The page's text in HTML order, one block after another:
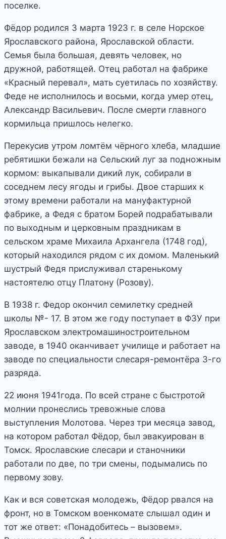
поселке.
Фёдор родился 3 марта 1923 г. в селе Норское
Ярославского района, Ярославской области.
Семья была большая, девять человек, но
дружной, работящей. Отец работал на фабрике
«Красный перевал», мать суетилась по хозяйству.
Феде не исполнилось и восьми, когда умер отец,
Александр Васильевич. После смерти главного
кормильца пришлось нелегко.
Перекусив утром ломтём чёрного хлеба, младшие
ребятишки бежали на Сельский луг за подножным
кормом: выкапывали дикий лук, собирали в
соседнем лесу ягоды и грибы. Двое старших к
этому времени работали на мануфактурной
фабрике, а Федя с братом Борей подрабатывали
по выходным и церковным праздникам в
сельском храме Михаила Архангела (1748 год),
который находился рядом с их домом. Маленький
шустрый Федя прислуживал старенькому
настоятелю отцу Платону (Розову).
В 1938 г. Федор окончил семилетку средней
школы №- 17. В этом же году поступает в ФЗУ при
Ярославском электромашиностроительном
заводе, в 1940 оканчивает училище и работает на
заводе по специальности слесаря-ремонтёра 3-го
разряда.
22 июня 1941года. По всей стране с быстротой
молнии пронеслись тревожные слова
выступления Молотова. Через три месяца завод,
на котором работал Фёдор, был эвакуирован в
Томск. Ярославские слесари и станочники
работали по две, по три смены, подымались по
первому зову.
Как и вся советская молодежь, Фёдор рвался на
фронт, но в Томском военкомате слышал один и
тот же ответ: «Понадобитесь – вызовем».